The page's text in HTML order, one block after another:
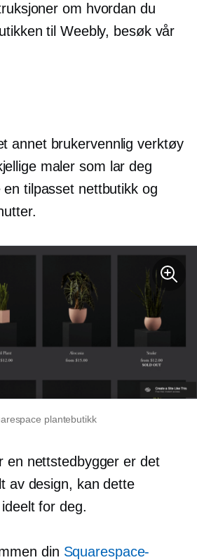
om hvordan du
til Weebly, besøk vår
annet brukervennlig verktøy
maler som lar deg
en tilpasset nettbutikk og
plantebutikk
en nettstedbygger er det
av design, kan dette
for deg.
din Squarespace-